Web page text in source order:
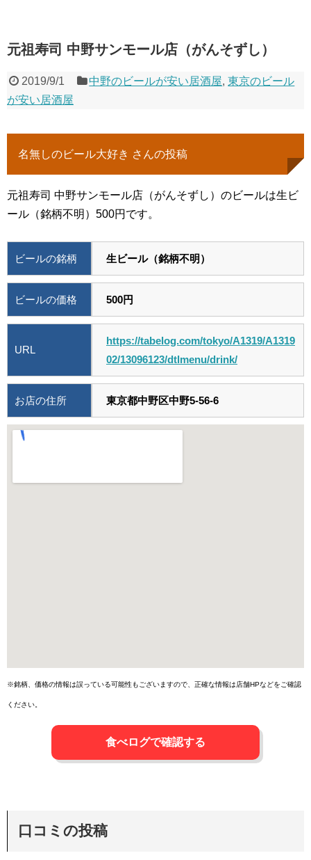
元祖寿司 中野サンモール店（がんそずし）
2019/9/1 中野のビールが安い居酒屋,東京のビール
が安い居酒屋
名無しのビール大好き さんの投稿
元祖寿司 中野サンモール店（がんそずし）のビールは生ビ
ール（銘柄不明）500円です。
ビールの銘柄 生ビール（銘柄不明）
ビールの価格 500円
URL
https://tabelog.com/tokyo/A1319/A1319
02/13096123/dtlmenu/drink/
お店の住所 東京都中野区中野5-56-6
※銘柄、価格の情報は誤っている可能性もございますので、正確な情報は店舗HPなどをご確認
ください。
食べログで確認する
口コミの投稿